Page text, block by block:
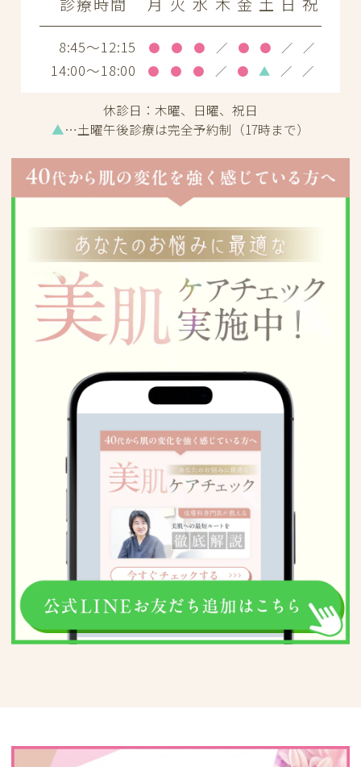
8:45～12:15 ● ● ● ／ ● ● ／ ／
14:00～18:00 ● ● ● ／ ● ▲ ／ ／
休診日： 木曜、日曜、祝日
▲…土曜午後診療は完全予約制（17時まで）